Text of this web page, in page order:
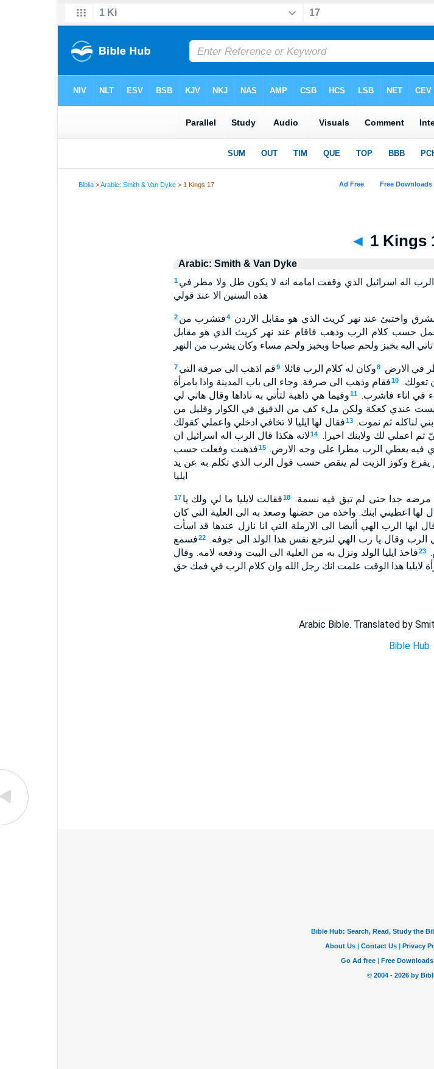
Biblia >Arabic: Smith & Van Dyke > 1 Kings 17
◄ 1 Kings
Arabic: Smith & Van Dyke
1 اله اسرائيل الذي وقفت امامه انه لا يكون طل ولا مطر في
هذه السنين الا عند قولي
2 واختبئ عند نهر كريث الذي هو مقابل الاردن 4فتشرب من
حسب كلام الرب وذهب فاقام عند نهر كريث الذي هو مقابل
7 في الارض 8 وكان له كلام الرب قائلا 9قم اذهب الى صرفة التي
تعولك. 10فقام وذهب الى صرفة. وجاء الى باب المدينة واذا بامرأة
في اناء فاشرب.
11وفيما هي ذاهبة لتأتي به ناداها وقال هاتي لي
عندي كعكة ولكن ملء كف من الدقيق في الكوار وقليل من
لناكله ثم نموت. 13فقال لها ايليا لا تخافي ادخلي واعملي كقولك
اعملي لك ولابنك اخيرا.
14لانه هكذا قال الرب اله اسرائيل ان
فيه يعطي الرب مطرا على وجه الارض. 15فذهبت وفعلت حسب
يفرغ وكوز الزيت لم ينقص حسب قول الرب الذي تكلم به عن يد
ايليا
17 مرضه جدا حتى لم تبق فيه نسمة. 18فقالت لايليا ما لي ولك يا
لها اعطيني ابنك. واخذه من حضنها وصعد به الى العلية التي كان
ايها الرب الهي أايضا الى الارملة التي انا نازل عندها قد اسأت
وقال يا رب الهي لترجع نفس هذا الولد الى جوفه. 22فسمع
23فاخذ ايليا الولد ونزل به من العلية الى البيت ودفعه لامه. وقال
لايليا هذا الوقت علمت انك رجل الله وان كلام الرب في فمك حق
Arabic Bible. Translated by
Bible Hub